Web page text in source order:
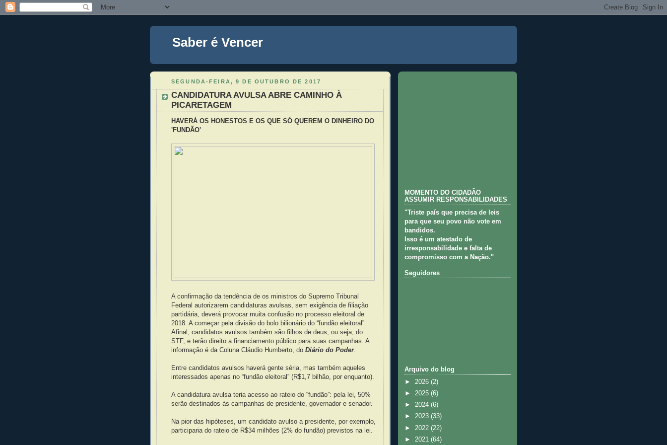
Saber é Vencer
SEGUNDA-FEIRA, 9 DE OUTUBRO DE 2017
CANDIDATURA AVULSA ABRE CAMINHO À
PICARETAGEM
HAVERÁ OS HONESTOS E OS QUE SÓ QUEREM O DINHEIRO DO
'FUNDÃO'
A confirmação da tendência de os ministros do Supremo Tribunal
Federal autorizarem candidaturas avulsas, sem exigência de filiação
partidária, deverá provocar muita confusão no processo eleitoral de
2018. A começar pela divisão do bolo bilionário do “fundão eleitoral”.
Afinal, candidatos avulsos também são filhos de deus, ou seja, do
STF, e terão direito a financiamento público para suas campanhas. A
informação é da Coluna Cláudio Humberto, do Diário do Poder.
Entre candidatos avulsos haverá gente séria, mas também aqueles
interessados apenas no “fundão eleitoral” (R$1,7 bilhão, por enquanto).
A candidatura avulsa teria acesso ao rateio do “fundão”: pela lei, 50%
serão destinados às campanhas de presidente, governador e senador.
Na pior das hipóteses, um candidato avulso a presidente, por exemplo,
participaria do rateio de R$34 milhões (2% do fundão) previstos na lei.
MOMENTO DO CIDADÃO
ASSUMIR RESPONSABILIDADES
"Triste país que precisa de leis
para que seu povo não vote em
bandidos.
Isso é um atestado de
irresponsabilidade e falta de
compromisso com a Nação."
Seguidores
Arquivo do blog
► 2026 (2)
► 2025 (6)
► 2024 (6)
► 2023 (33)
► 2022 (22)
► 2021 (64)